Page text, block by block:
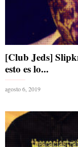
[Club Jeds]
esto es lo...
agosto 6, 2019